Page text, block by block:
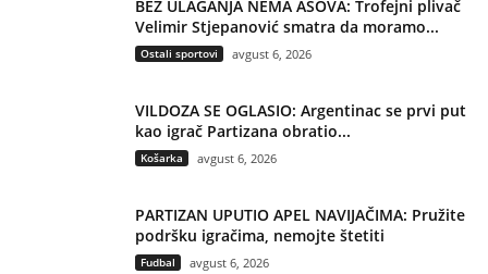
BEZ ULAGANJA NEMA ASOVA: Trofejni plivač
Velimir Stjepanović smatra da moramo...
Ostali sportovi avgust 6, 2026
VILDOZA SE OGLASIO: Argentinac se prvi put
kao igrač Partizana obratio...
Košarka avgust 6, 2026
PARTIZAN UPUTIO APEL NAVIJAČIMA: Pružite
podršku igračima, nemojte štetiti
Fudbal avgust 6, 2026